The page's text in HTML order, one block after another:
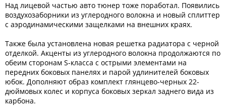
Над лицевой частью авто тюнер тоже поработал. Появились
воздухозаборники из углеродного волокна и новый сплиттер
с аэродинамическими защелками на внешних краях.
Также была установлена новая решетка радиатора с черной
отделкой. Акценты из углеродного волокна продолжаются по
обеим сторонам S-класса с острыми элементами на
передних боковых панелях и парой удлинителей боковых
юбок. Дополняют образ комплект глянцево-черных 22-
дюймовых колес и корпуса боковых зеркал заднего вида из
карбона.